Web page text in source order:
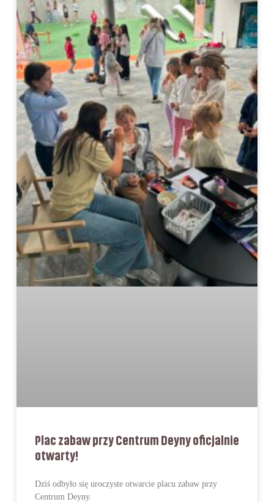
Plac zabaw przy Centrum Deyny oficjalnie
otwarty!
Dziś odbyło się uroczyste otwarcie placu zabaw przy
Centrum Deyny.